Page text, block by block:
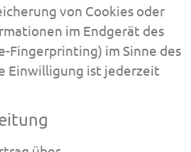
von Cookies oder
im Endgerät des
Fingerprinting) im Sinne des
Einwilligung ist jederzeit